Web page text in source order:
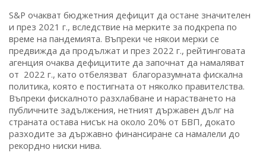
S&P очакват бюджетния дефицит да остане значителен
и през 2021 г., вследствие на мерките за подкрепа по
време на пандемията. Въпреки че някои мерки се
предвижда да продължат и през 2022 г., рейтинговата
агенция очаква дефицитите да започнат да намаляват
от 2022 г., като отбелязват благоразумната фискална
политика, която е постигната от няколко правителства.
Въпреки фискалното разхлабване и нарастването на
публичните задължения, нетният държавен дълг на
страната остава нисък на около 20% от БВП, докато
разходите за държавно финансиране са намалели до
рекордно ниски нива.